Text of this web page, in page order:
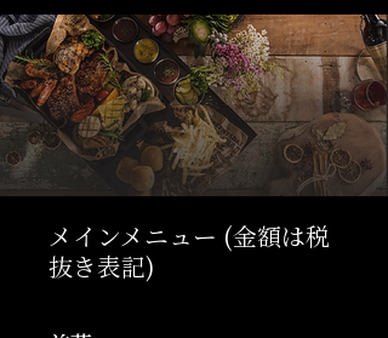
メインメニュー (金額は税
抜き表記)